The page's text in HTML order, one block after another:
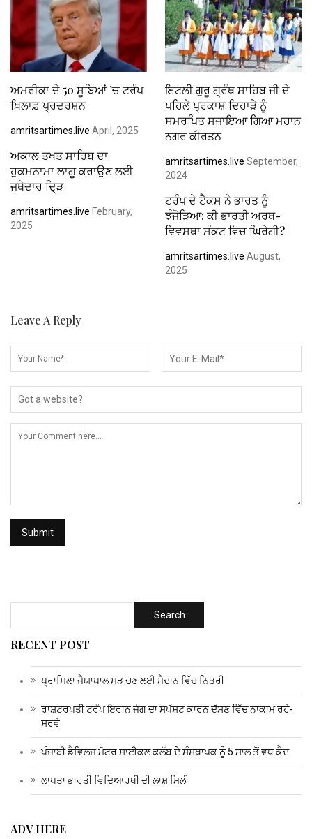
ਅਮਰੀਕਾ ਦੇ 50 ਸੂਬਿਆਂ ’ਚ ਟਰੰਪ
ਖ਼ਿਲਾਫ਼ ਪ੍ਰਦਰਸ਼ਨ
amritsartimes.live April, 2025
ਇਟਲੀ ਗੁਰੂ ਗ੍ਰੰਥ ਸਾਹਿਬ ਜੀ ਦੇ
ਪਹਿਲੇ ਪ੍ਰਕਾਸ਼ ਦਿਹਾੜੇ ਨੂੰ
ਸਮਰਪਿਤ ਸਜਾਇਆ ਗਿਆ ਮਹਾਨ
ਨਗਰ ਕੀਰਤਨ
amritsartimes.live September,
2024
ਅਕਾਲ ਤਖਤ ਸਾਹਿਬ ਦਾ
ਹੁਕਮਨਾਮਾ ਲਾਗੂ ਕਰਾਉਣ ਲਈ
ਜਥੇਦਾਰ ਦਿ੍ੜ
amritsartimes.live February,
2025
ਟਰੰਪ ਦੇ ਟੈਕਸ ਨੇ ਭਾਰਤ ਨੂੰ
ਝੰਜੋੜਿਆ: ਕੀ ਭਾਰਤੀ ਅਰਥ-
ਵਿਵਸਥਾ ਸੰਕਟ ਵਿਚ ਘਿਰੇਗੀ?
amritsartimes.live August,
2025
Leave A Reply
RECENT POST
ਪ੍ਰਾਮਿਲਾ ਜੈਯਾਪਾਲ ਮੁੜ ਚੋਣ ਲਈ ਮੈਦਾਨ ਵਿੱਚ ਨਿਤਰੀ
ਰਾਸ਼ਟਰਪਤੀ ਟਰੰਪ ਇਰਾਨ ਜੰਗ ਦਾ ਸਪੱਸ਼ਟ ਕਾਰਨ ਦੱਸਣ ਵਿੱਚ ਨਾਕਾਮ ਰਹੇ-
ਸਰਵੇ
ਪੰਜਾਬੀ ਡੈਵਿਲਜ ਮੋਟਰ ਸਾਈਕਲ ਕਲੱਬ ਦੇ ਸੰਸਥਾਪਕ ਨੂੰ 5 ਸਾਲ ਤੋਂ ਵਧ ਕੈਦ
ਲਾਪਤਾ ਭਾਰਤੀ ਵਿਦਿਆਰਥੀ ਦੀ ਲਾਸ਼ ਮਿਲੀ
ADV HERE